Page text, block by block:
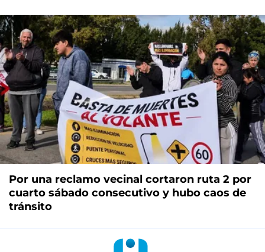
Por una reclamo vecinal cortaron ruta 2 por
cuarto sábado consecutivo y hubo caos de
tránsito